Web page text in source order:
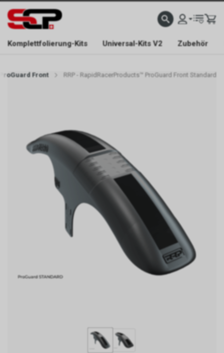
ERREICHBAR NUR WÄHREND DER ÖFFNUNGSZEITEN. GRATIS VERSAND AB
Komplettfolierung-Kits Universal-Kits V2 Zubehör
Front RRP - RapidRacerProducts™ ProGuard Front Standard